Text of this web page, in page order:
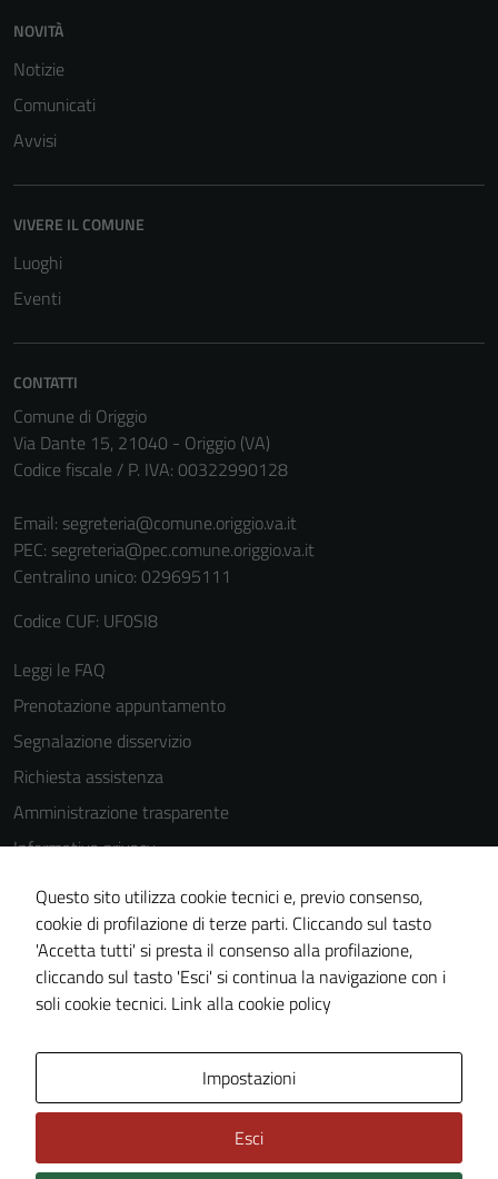
NOVITÀ
Notizie
Comunicati
Avvisi
VIVERE IL COMUNE
Luoghi
Eventi
CONTATTI
Comune di Origgio
Via Dante 15, 21040 - Origgio (VA)
Codice fiscale / P. IVA: 00322990128
Email: segreteria@comune.origgio.va.it
PEC: segreteria@pec.comune.origgio.va.it
Centralino unico: 029695111
Codice CUF: UF0SI8
Leggi le FAQ
Prenotazione appuntamento
Segnalazione disservizio
Richiesta assistenza
Amministrazione trasparente
Informativa privacy
Cookie Policy
Note legali
Dichiarazione di accessibilità
Piano di miglioramento del sito
Questo sito utilizza cookie tecnici e, previo consenso,
cookie di profilazione di terze parti. Cliccando sul tasto
'Accetta tutti' si presta il consenso alla profilazione,
cliccando sul tasto 'Esci' si continua la navigazione con i
soli cookie tecnici. Link alla cookie policy
Impostazioni
Esci
funzionamento
Questi cookie
informazioni
personali.